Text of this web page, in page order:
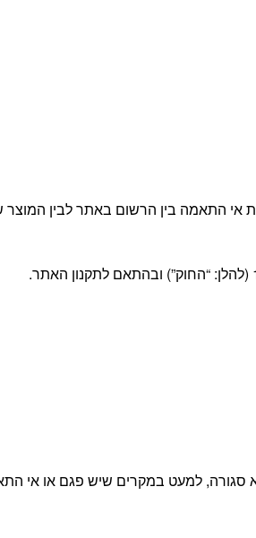
אי התאמה בין הרשום באתר לבין
סגורה, למעט במקרים שיש פגם או אי